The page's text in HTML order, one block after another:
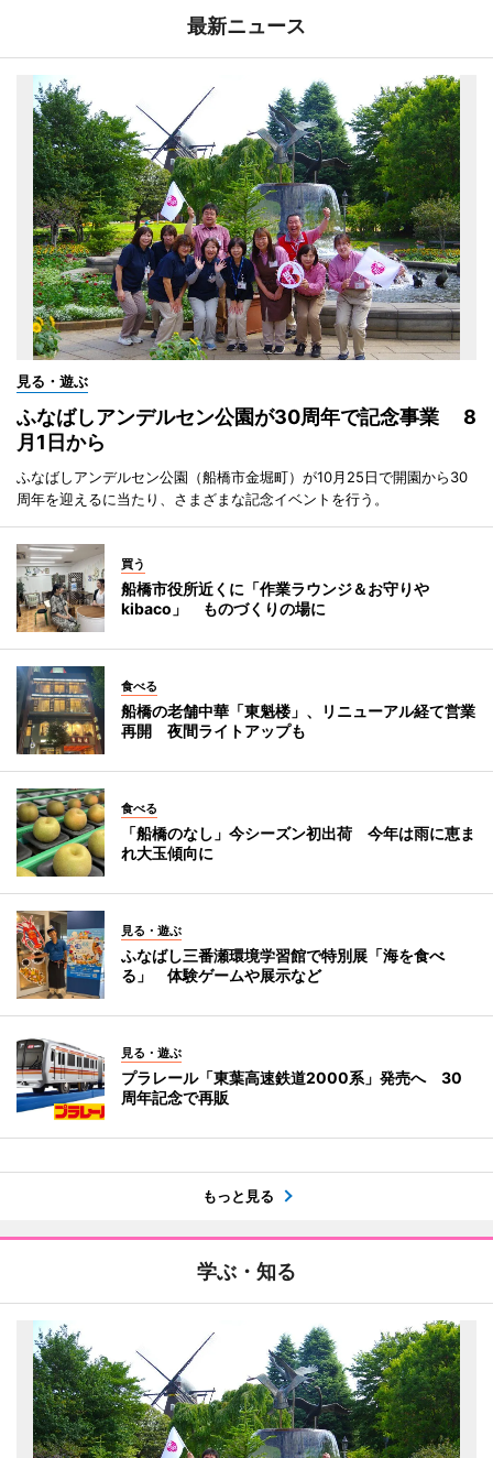
最新ニュース
見る・遊ぶ
ふなばしアンデルセン公園が30周年で記念事業 8
月1日から
ふなばしアンデルセン公園（船橋市金堀町）が10月25日で開園から30
周年を迎えるに当たり、さまざまな記念イベントを行う。
買う
船橋市役所近くに「作業ラウンジ＆お守りや
kibaco」 ものづくりの場に
食べる
船橋の老舗中華「東魁楼」、リニューアル経て営業
再開 夜間ライトアップも
食べる
「船橋のなし」今シーズン初出荷 今年は雨に恵ま
れ大玉傾向に
見る・遊ぶ
ふなばし三番瀬環境学習館で特別展「海を食べ
る」 体験ゲームや展示など
見る・遊ぶ
プラレール「東葉高速鉄道2000系」発売へ 30
周年記念で再販
もっと見る
学ぶ・知る